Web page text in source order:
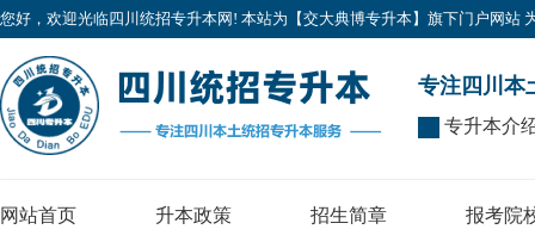
您好，欢迎光临四川统招专升本网! 本站为【交大典博专升本】旗下门户网站
专注四川本
专升本介
网站首页 升本政策 招生简章 报考院